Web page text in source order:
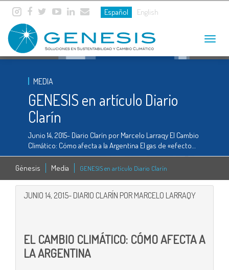
Español English
Toggle
MEDIA
GENESIS en artículo Diario
Clarín
Junio 14, 2015- Diario Clarín por Marcelo Larraqy El Cambio
Climático: Cómo afecta a la Argentina El gas de «efecto…
Génesis Media GENESIS en artículo Diario Clarín
JUNIO 14, 2015- DIARIO CLARÍN POR MARCELO LARRAQY
EL CAMBIO CLIMÁTICO: CÓMO AFECTA A
LA ARGENTINA